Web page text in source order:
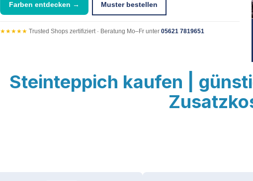
Farben entdecken → Muster bestellen
★★★★★ Trusted Shops zertifiziert · Beratung Mo–Fr unter 05621 7819651
Steinteppich kaufen |